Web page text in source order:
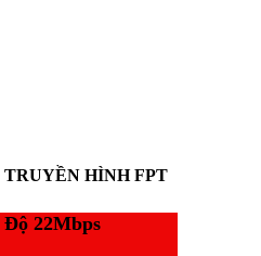
HÌNH FPT
Độ 22Mbps